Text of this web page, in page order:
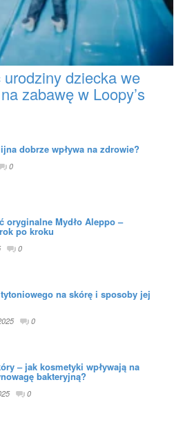
dziecka we
zabawę w Loopy’s
dobrze wpływa na zdrowie?
0
oryginalne Mydło Aleppo –
po kroku
0
na skórę i sposoby jej
0
– jak kosmetyki wpływają na
bakteryjną?
0